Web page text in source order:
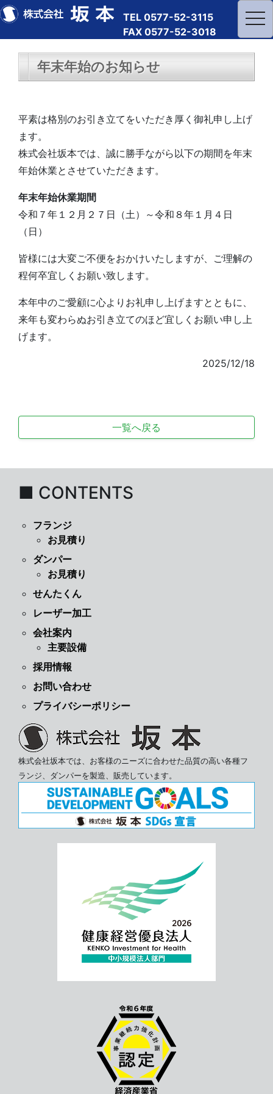
TEL 0577-52-3115
FAX 0577-52-3018
年末年始のお知らせ
平素は格別のお引き立てをいただき厚く御礼申し上げ
ます。
株式会社坂本では、誠に勝手ながら以下の期間を年末
年始休業とさせていただきます。
年末年始休業期間
令和７年１２月２７日（土）～令和８年１月４日
（日）
皆様には大変ご不便をおかけいたしますが、ご理解の
程何卒宜しくお願い致します。
本年中のご愛顧に心よりお礼申し上げますとともに、
来年も変わらぬお引き立てのほど宜しくお願い申し上
げます。
2025/12/18
一覧へ戻る
■ CONTENTS
フランジ
お見積り
ダンパー
お見積り
せんたくん
レーザー加工
会社案内
主要設備
採用情報
お問い合わせ
プライバシーポリシー
株式会社坂本では、お客様のニーズに合わせた品質の高い各種フ
ランジ、ダンパーを製造、販売しています。